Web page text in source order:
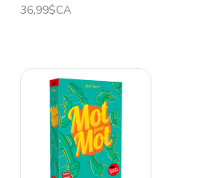
36,99$CA